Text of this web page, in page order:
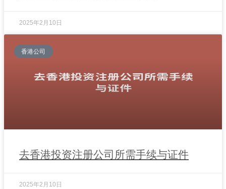
2025年2月10日
香港公司
去香港投资注册公司所需手续与证件
2025年2月10日